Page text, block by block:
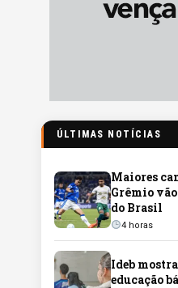
ÚLTIMAS NOTÍCIAS
Maiores
Grêmio
do Brasil
4 horas
Ideb
educação